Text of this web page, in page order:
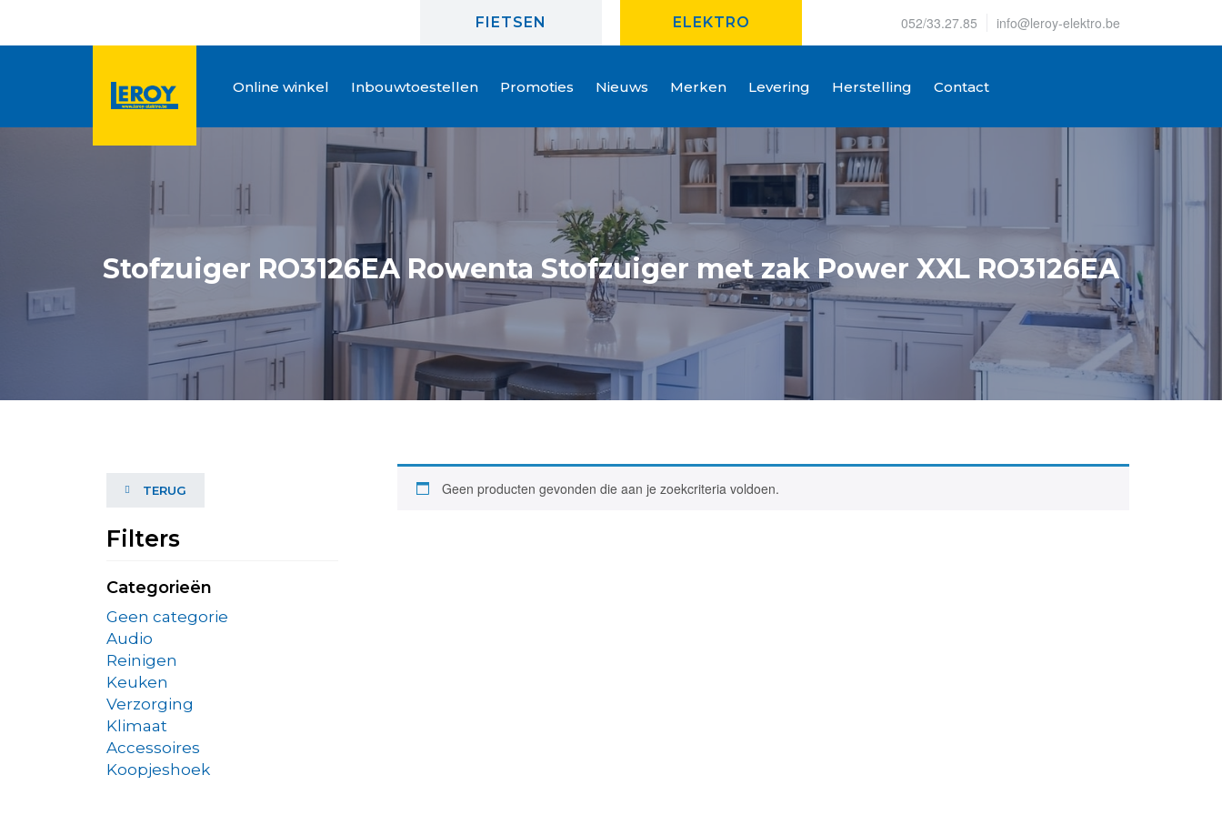
FIETSEN ELEKTRO 052/33.27.85 info@leroy-elektro.be
Online winkel Inbouwtoestellen Promoties Nieuws Merken Levering Herstelling Contact
Stofzuiger RO3126EA Rowenta Stofzuiger met zak Power XXL RO3126EA
TERUG
Filters
Categorieën
Geen categorie
Audio
Reinigen
Keuken
Verzorging
Klimaat
Accessoires
Koopjeshoek
Geen producten gevonden die aan je zoekcriteria voldoen.